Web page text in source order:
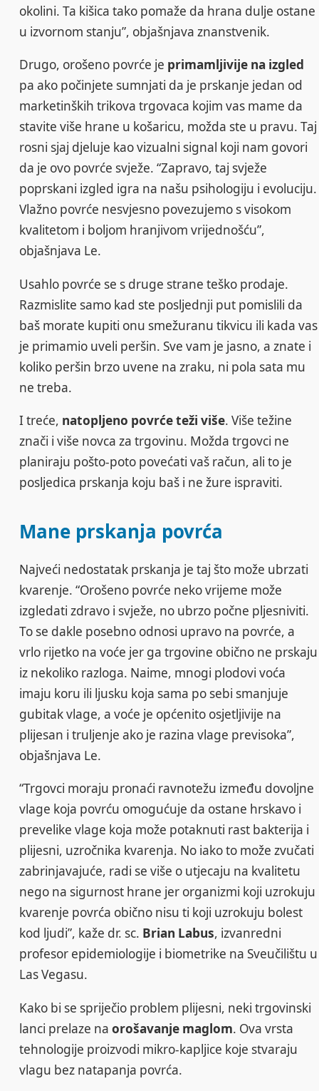
okolini. Ta kišica tako pomaže da hrana dulje ostane
u izvornom stanju”, objašnjava znanstvenik.
Drugo, orošeno povrće je primamljivije na izgled
pa ako počinjete sumnjati da je prskanje jedan od
marketinških trikova trgovaca kojim vas mame da
stavite više hrane u košaricu, možda ste u pravu. Taj
rosni sjaj djeluje kao vizualni signal koji nam govori
da je ovo povrće svježe. “Zapravo, taj svježe
poprskani izgled igra na našu psihologiju i evoluciju.
Vlažno povrće nesvjesno povezujemo s visokom
kvalitetom i boljom hranjivom vrijednošću”,
objašnjava Le.
Usahlo povrće se s druge strane teško prodaje.
Razmislite samo kad ste posljednji put pomislili da
baš morate kupiti onu smežuranu tikvicu ili kada vas
je primamio uveli peršin. Sve vam je jasno, a znate i
koliko peršin brzo uvene na zraku, ni pola sata mu
ne treba.
I treće, natopljeno povrće teži više. Više težine
znači i više novca za trgovinu. Možda trgovci ne
planiraju pošto-poto povećati vaš račun, ali to je
posljedica prskanja koju baš i ne žure ispraviti.
Mane prskanja povrća
Najveći nedostatak prskanja je taj što može ubrzati
kvarenje. “Orošeno povrće neko vrijeme može
izgledati zdravo i svježe, no ubrzo počne pljesniviti.
To se dakle posebno odnosi upravo na povrće, a
vrlo rijetko na voće jer ga trgovine obično ne prskaju
iz nekoliko razloga. Naime, mnogi plodovi voća
imaju koru ili ljusku koja sama po sebi smanjuje
gubitak vlage, a voće je općenito osjetljivije na
plijesan i truljenje ako je razina vlage previsoka”,
objašnjava Le.
“Trgovci moraju pronaći ravnotežu između dovoljne
vlage koja povrću omogućuje da ostane hrskavo i
prevelike vlage koja može potaknuti rast bakterija i
plijesni, uzročnika kvarenja. No iako to može zvučati
zabrinjavajuće, radi se više o utjecaju na kvalitetu
nego na sigurnost hrane jer organizmi koji uzrokuju
kvarenje povrća obično nisu ti koji uzrokuju bolest
kod ljudi”, kaže dr. sc. Brian Labus, izvanredni
profesor epidemiologije i biometrike na Sveučilištu u
Las Vegasu.
Kako bi se spriječio problem plijesni, neki trgovinski
lanci prelaze naorošavanje maglom. Ova vrsta
tehnologije proizvodi mikro-kapljice koje stvaraju
vlagu bez natapanja povrća.